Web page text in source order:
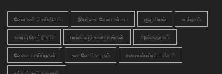
வேளாண் செய்திகள் இயற்கை வேளாண்மை சூழலியல் உடல்நலம்
உணவு செய்திகள் பயணவழி உணவகங்கள் அன்னதானம்
வேலை வாய்ப்புகள் உணவே பிரசாதம் சமையல் வீடியோக்கள்